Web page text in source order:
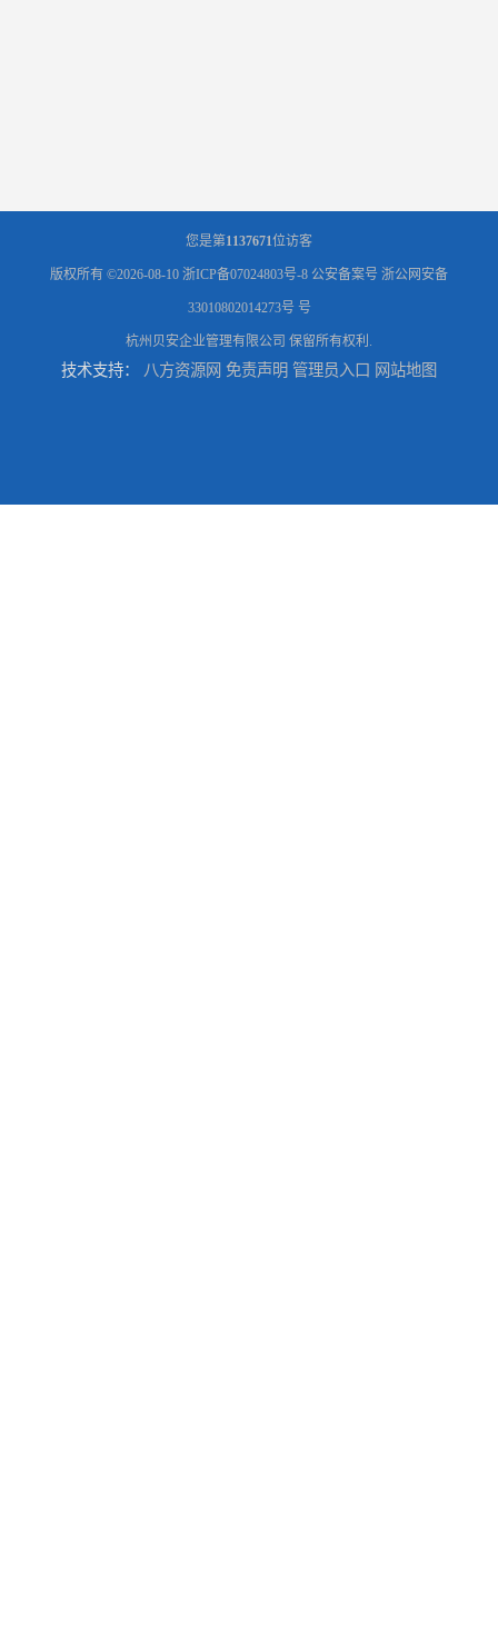
您是第1137671位访客
版权所有 ©2026-08-10 浙ICP备07024803号-8 公安备案号 浙公网安备
33010802014273号 号
杭州贝安企业管理有限公司 保留所有权利.
技术支持： 八方资源网 免责声明 管理员入口 网站地图